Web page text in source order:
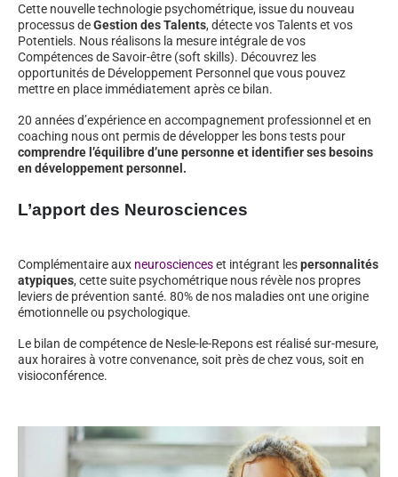
Cette nouvelle technologie psychométrique, issue du nouveau
processus deGestion des Talents, détecte vos Talents et vos
Potentiels. Nous réalisons la mesure intégrale de vos
Compétences de Savoir-être (soft skills). Découvrez les
opportunités de Développement Personnel que vous pouvez
mettre en place immédiatement après ce bilan.
20 années d’expérience en accompagnement professionnel et en
coaching nous ont permis de développer les bons tests pour
comprendre l’équilibre d’une personne et identifier ses besoins
en développement personnel.
L’apport des Neurosciences
Complémentaire aux neuroscienceset intégrant lespersonnalités
atypiques, cette suite psychométrique nous révèle nos propres
leviers de prévention santé. 80% de nos maladies ont une origine
émotionnelle ou psychologique.
Le bilan de compétence de Nesle-le-Repons est réalisé sur-mesure,
aux horaires à votre convenance, soit près de chez vous, soit en
visioconférence.